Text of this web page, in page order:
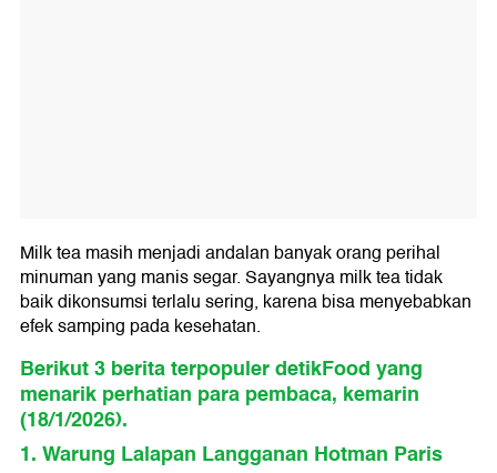
Milk tea masih menjadi andalan banyak orang perihal
minuman yang manis segar. Sayangnya milk tea tidak
baik dikonsumsi terlalu sering, karena bisa menyebabkan
efek samping pada kesehatan.
Berikut 3 berita terpopuler detikFood yang
menarik perhatian para pembaca, kemarin
(18/1/2026).
1. Warung Lalapan Langganan Hotman Paris